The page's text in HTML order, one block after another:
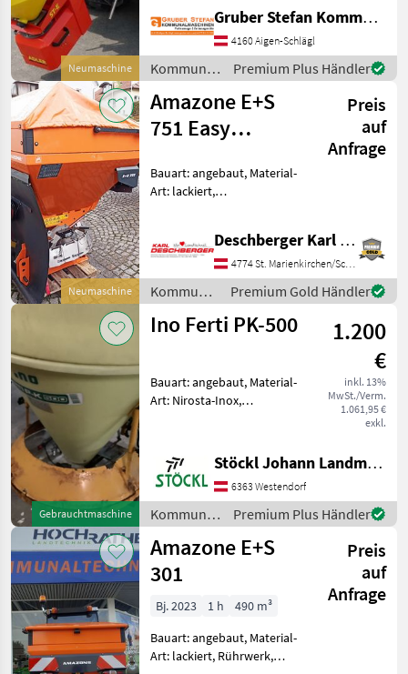
Neumaschine
Streubegrenzung AKTION -
ADLER ST-E 120 (optional
200 Liter) ELEKTRO-
STREUER, Streumengen-
und Streubreiten
Gruber Stefan Kommunalmaschinen
4160 Aigen-Schlägl
Kommunalgeräte
/ Adler
Premium Plus Händler
Neumaschine
Amazone E+S
751 Easy
Winterdienststreuer
Preis
auf
Anfrage
Bauart: angebaut, Material-
Art: lackiert,
Lichtanlage, Abdeckplane,
Streubegrenzung Amazone
E+S 751 Easy
Winterdienststreuer mit
Deschberger Karl Landtechnik GesmbH & Co KG
4774 St. Marienkirchen/Schärding
Kommunalgeräte
/ Amazone
Premium Gold Händler
Gebrauchtmaschine
Ino Ferti PK-500
1.200
€
inkl. 13%
MwSt./Verm.
1.061,95 €
exkl.
Bauart: angebaut, Material-
Art: Nirosta-Inox,
Lichtanlage, Abdeckplane,
Streubegrenzung Ino
Kommunalstreuer Ferti PK-
500 kpl. mi
Stöckl Johann Landmaschinen GesmbH & Co KG
6363 Westendorf
Kommunalgeräte
/ Ino
Premium Plus Händler
Amazone E+S
301
Preis
auf
Anfrage
Bj. 2023 1 h
490 m³
Bauart: angebaut, Material-
Art: lackiert, Rührwerk,